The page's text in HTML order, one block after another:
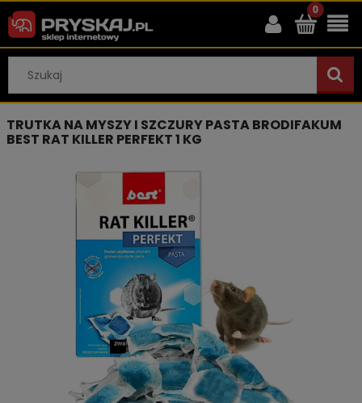
TRUTKA NA MYSZY I SZCZURY PASTA BRODIFAKUM
BEST RAT KILLER PERFEKT 1 KG